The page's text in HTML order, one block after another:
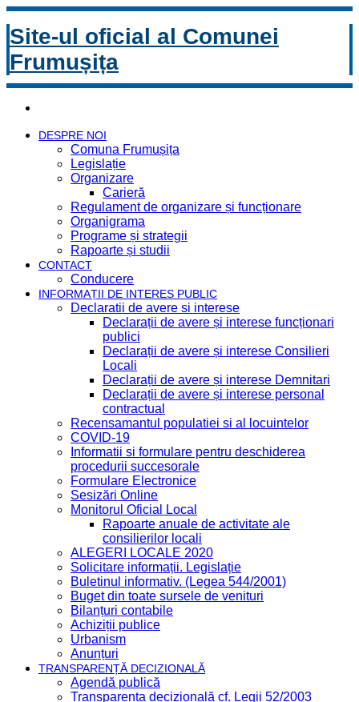
Site-ul oficial al Comunei
Frumușița
DESPRE NOI
Comuna Frumușița
Legislație
Organizare
Carieră
Regulament de organizare și funcționare
Organigrama
Programe și strategii
Rapoarte și studii
CONTACT
Conducere
INFORMAȚII DE INTERES PUBLIC
Declaratii de avere si interese
Declarații de avere și interese funcționari
publici
Declarații de avere și interese Consilieri
Locali
Declarații de avere și interese Demnitari
Declarații de avere și interese personal
contractual
Recensamantul populatiei si al locuintelor
COVID-19
Informatii si formulare pentru deschiderea
procedurii succesorale
Formulare Electronice
Sesizări Online
Monitorul Oficial Local
Rapoarte anuale de activitate ale
consilierilor locali
ALEGERI LOCALE 2020
Solicitare informații. Legislație
Buletinul informativ. (Legea 544/2001)
Buget din toate sursele de venituri
Bilanțuri contabile
Achiziții publice
Urbanism
Anunțuri
TRANSPARENȚĂ DECIZIONALĂ
Agendă publică
Transparența decizională cf. Legii 52/2003